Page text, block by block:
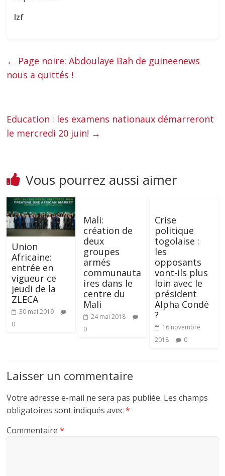
Izf
← Page noire: Abdoulaye Bah de guineenews
nous a quittés !
Education : les examens nationaux démarreront
le mercredi 20 juin! →
Vous pourrez aussi aimer
Union
Africaine:
entrée en
vigueur ce
jeudi de la
ZLECA
30 mai 2019
0
Mali:
création de
deux
groupes
armés
communauta
ires dans le
centre du
Mali
24 mai 2018
0
Crise
politique
togolaise :
les
opposants
vont-ils plus
loin avec le
président
Alpha Condé
?
16 novembre
2018
0
Laisser un commentaire
Votre adresse e-mail ne sera pas publiée. Les champs
obligatoires sont indiqués avec*
Commentaire*